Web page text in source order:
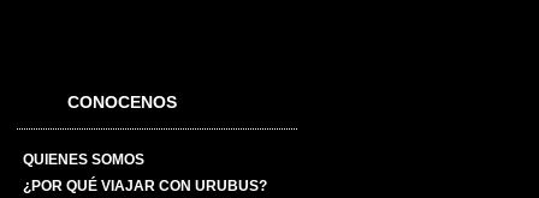
CONOCENOS
QUIENES SOMOS
¿POR QUÉ VIAJAR CON URUBUS?